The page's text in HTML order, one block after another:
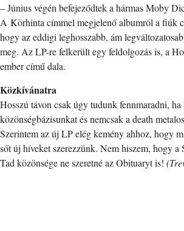
– Június végén befejeződtek a hármas Moby
A Körhinta címmel megjelenő albumról a fiúk
hogy az eddigi leghosszabb, ám
meg. Az LP-re felkerült egy feldolgozás is, a
ember című dala.
Közkívánatra
Hosszú távon csak úgy tudunk fennmaradni,
közönségbázisunkat és nemcsak a death
Szerintem az új LP elég kemény ahhoz, hogy
sőt új híveket szerezzünk. Nem hiszem, hogy a
Tad közönsége ne szeretné az Obituaryt is!